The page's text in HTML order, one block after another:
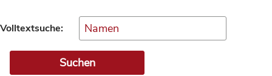
Volltextsuche: